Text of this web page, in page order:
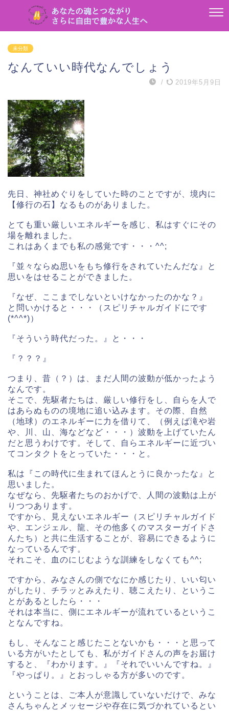
未分類
なんていい時代なんでしょう
/ 2019年5月9日
先日、神社めぐりをしていた時のことですが、境内に
【修行の石】なるものがありました。
とても重い厳しいエネルギーを感じ、私はすぐにその
場を離れました。
これはあくまでも私の感覚です・・・^^;
『並々ならぬ思いをもち修行をされていたんだな』と
思いをはせることができました。
『なぜ、ここまでしないといけなかったのかな？』
と問いかけると・・・（スピリチャルガイドにです
(*^^*)）
『そういう時代だった。』と・・・
『？？？』
つまり、昔（？）は、まだ人間の波動が低かったよう
なんです。
そこで、先駆者たちは、厳しい修行をし、自らを人で
はあらぬものの境地に追い込みます。その際、自然
（地球）のエネルギーに力を借りて、（例えば滝や岩
や、川、山、海などなど・・・）波動を上げていたん
だと思うわけです。そして、自らエネルギーに近づい
てコンタクトをとっていた・・・と。
私は『この時代に生まれてほんとうに良かったな』と
思いました。
なぜなら、先駆者たちのおかげで、人間の波動は上が
りつつあります。
ですから、見えないエネルギー（スピリチャルガイド
や、エンジェル、龍、その他多くのマスターガイドさ
んたち）と共に生活することが、容易にできるように
なっているんです。
それこそ、血のにじむような訓練をしなくても^^;
ですから、みなさんの側でなにか感じたり、いい匂い
がしたり、チラッとみえたり、聴こえたり、というこ
とがあるとしたら・・・
それは本当に、側にエネルギーが流れているというこ
となんですね。
もし、そんなこと感じたことないかも・・・と思って
いる方がいたとしても、私がガイドさんの声をお届け
すると、『わかります。』『それでいいんですね。』
『やっぱり。』とおっしゃる方が多いのです。
ということは、ご本人が意識していないだけで、みな
さんちゃんとメッセージや存在に気づかれているとい